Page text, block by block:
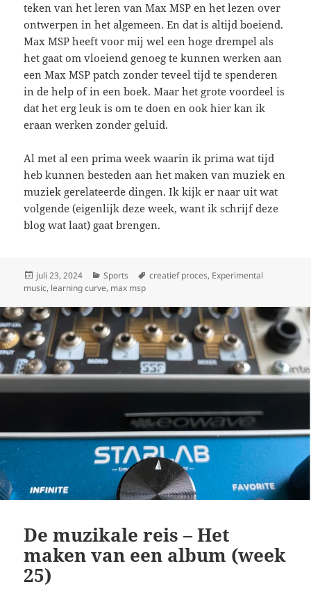
teken van het leren van Max MSP en het lezen over
ontwerpen in het algemeen. En dat is altijd boeiend.
Max MSP heeft voor mij wel een hoge drempel als
het gaat om vloeiend genoeg te kunnen werken aan
een Max MSP patch zonder teveel tijd te spenderen
in de help of in een boek. Maar het grote voordeel is
dat het erg leuk is om te doen en ook hier kan ik
eraan werken zonder geluid.
Al met al een prima week waarin ik prima wat tijd
heb kunnen besteden aan het maken van muziek en
muziek gerelateerde dingen. Ik kijk er naar uit wat
volgende (eigenlijk deze week, want ik schrijf deze
blog wat laat) gaat brengen.
Geplaatst
op
juli 23, 2024 Categorieën
Sports Tags
creatief proces, Experimental
music, learning curve, max msp
De muzikale reis – Het
maken van een album (week
25)